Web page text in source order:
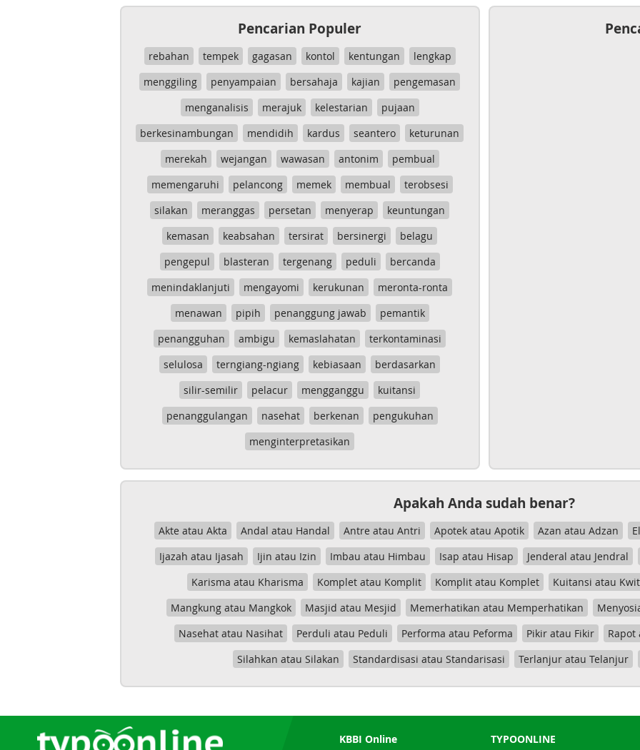
Pencarian Populer
rebahan tempek gagasan kontol kentungan
lengkap
menggiling
penyampaian bersahaja kajian
pengemasan
menganalisis
merajuk kelestarian
pujaan
berkesinambungan
mendidih kardus seantero
keturunan
merekah
wejangan wawasan antonim
pembual
memengaruhi
pelancong memek membual
terobsesi
silakan
meranggas persetan menyerap
keuntungan
kemasan
keabsahan tersirat bersinergi
belagu
pengepul
blasteran tergenang peduli
bercanda
menindaklanjuti
mengayomi kerukunan
meronta-ronta
menawan
pipih penanggung jawab
pemantik
penangguhan
ambigu kemaslahatan
terkontaminasi
selulosa
terngiang-ngiang kebiasaan
berdasarkan
silir-semilir
pelacur mengganggu
kuitansi
penanggulangan
nasehat berkenan
pengukuhan
menginterpretasikan
Apakah Anda sudah benar?
Akte atau Akta Andal atau Handal Antre atau Antri Apotek atau Apotik Azan atau Adzan
Ijazah atau Ijasah
Ijin atau Izin Imbau atau Himbau Isap atau Hisap Jenderal atau Jendral
Karisma atau Kharisma
Komplet atau Komplit Komplit atau Komplet Kuitansi atau
Mangkung atau Mangkok
Masjid atau Mesjid Memerhatikan atau Memperhatikan
Nasehat atau Nasihat
Perduli atau Peduli Performa atau Peforma Pikir atau Fikir Rapot
Silahkan atau Silakan
Standardisasi atau Standarisasi Terlanjur atau Telanjur
KBBI Online TYPOONLINE